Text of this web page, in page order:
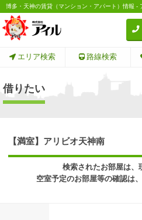
博多・天神の賃貸（マンション・アパート）情報 -
エリア検索 路線検索
借りたい
【満室】アリビオ天神南
検索されたお部屋は、
空室予定のお部屋等の確認は